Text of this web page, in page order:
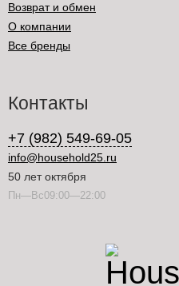
Возврат и обмен
О компании
Все бренды
Контакты
+7 (982) 549-69-05
info@household25.ru
50 лет октября
Пн—Вс09:00—22:00